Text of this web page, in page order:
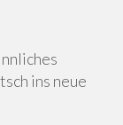
ins neue